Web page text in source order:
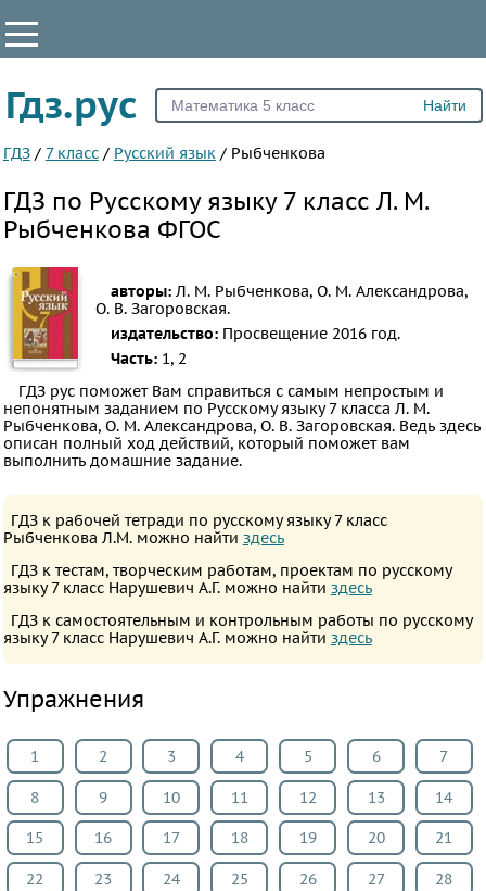
Все
1
3
4
5
6
7
8
9
10
11
ПРЕДМЕТЫ
Все
предметы
Математика
Английский
Русский
Алгебра
Геометрия
Физика
Химия
Немецкий
Гдз.рус
ГДЗ / 7 класс / Русский язык / Рыбченкова
ГДЗ по Русскому языку 7 класс Л. М.
Рыбченкова ФГОС
авторы: Л. М. Рыбченкова, О. М. Александрова,
О. В. Загоровская.
издательство: Просвещение2016 год.
Часть:1, 2
ГДЗ рус поможет Вам справиться с самым непростым и
непонятным заданием по Русскому языку 7 класса Л. М.
Рыбченкова, О. М. Александрова, О. В. Загоровская. Ведь здесь
описан полный ход действий, который поможет вам
выполнить домашние задание.
ГДЗ к рабочей тетради по русскому языку 7 класс
Рыбченкова Л.М. можно найти здесь
ГДЗ к тестам, творческим работам, проектам по русскому
языку 7 класс Нарушевич А.Г. можно найти здесь
ГДЗ к самостоятельным и контрольным работы по русскому
языку 7 класс Нарушевич А.Г. можно найти здесь
Упражнения
1 2 3 4 5 6 7
8 9 10 11 12 13 14
15 16 17 18 19 20 21
22 23 24 25 26 27 28